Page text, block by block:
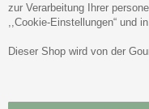
Vertrag widerrufen
zur Verarbeitung Ihrer
,,Cookie-Einstellungen“ und
Dieser Shop wird von der